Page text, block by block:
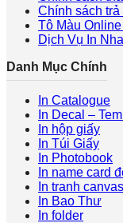
Chính sách
Tô Màu
Dịch Vụ In
Danh Mục Chính
In Catalogue
In Decal –
In hộp giấy
In Túi Giấy
In Photobook
In name card
In tranh canvas
In Bao Thư
In folder